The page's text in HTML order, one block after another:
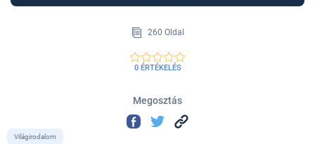
260 Oldal
0 ÉRTÉKELÉS
Megosztás
Világirodalom